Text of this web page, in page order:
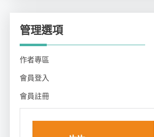
管理選項
作者專區
會員登入
會員註冊